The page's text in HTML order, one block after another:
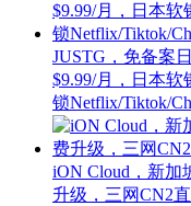
JUSTG，免备案
$9.99/月，日本软
锁Netflix/Tiktok/
iON Cloud，新加
升级，三网CN2